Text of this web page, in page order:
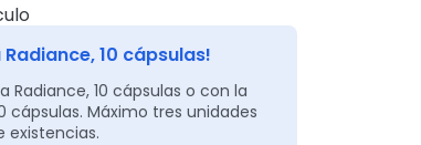
10 cápsulas!
Radiance, 10 cápsulas o con la
cápsulas. Máximo tres unidades
existencias.